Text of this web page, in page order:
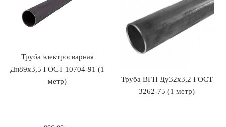
Труба электросварная
Дн89х3,5 ГОСТ 10704-91 (1
метр)
Труба ВГП Ду32х3,2 ГОСТ
3262-75 (1 метр)